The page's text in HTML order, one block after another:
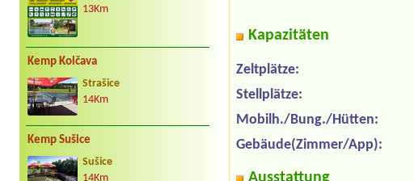
13Km
Kemp Kolčava
Strašice
14Km
Kemp Sušice
Sušice
14Km
Kapazitäten
Zeltplätze:
Stellplätze:
Mobilh./Bung./Hütten:
Gebäude(Zimmer/App):